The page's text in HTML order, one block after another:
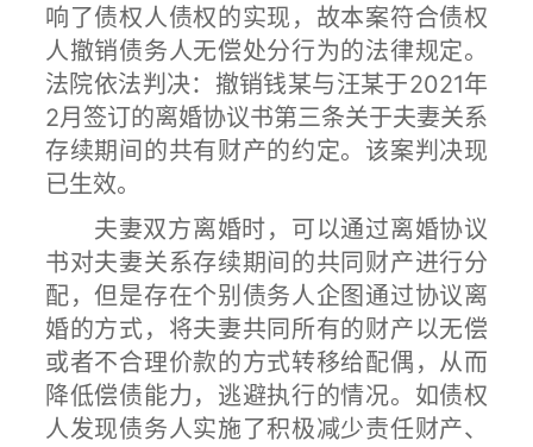
响了债权人债权的实现，故本案符合债权
人撤销债务人无偿处分行为的法律规定。
法院依法判决：撤销钱某与汪某于2021年
2月签订的离婚协议书第三条关于夫妻关系
存续期间的共有财产的约定。该案判决现
已生效。
夫妻双方离婚时，可以通过离婚协议
书对夫妻关系存续期间的共同财产进行分
配，但是存在个别债务人企图通过协议离
婚的方式，将夫妻共同所有的财产以无偿
或者不合理价款的方式转移给配偶，从而
降低偿债能力，逃避执行的情况。如债权
人发现债务人实施了积极减少责任财产、